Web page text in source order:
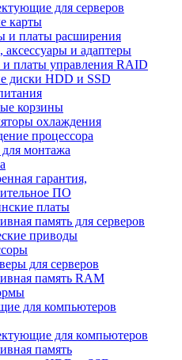
для серверов
карты
и платы расширения
аксессуары и адаптеры
и платы управления RAID
диски HDD и SSD
корзины
охлаждения
процессора
монтажа
гарантия,
ПО
платы
память для серверов
приводы
для серверов
память RAM
для компьютеров
для компьютеров
память